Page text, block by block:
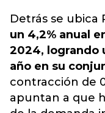
Detrás se ubica
un 4,2% anual
2024, logrando
año en su
contracción de
apuntan a que